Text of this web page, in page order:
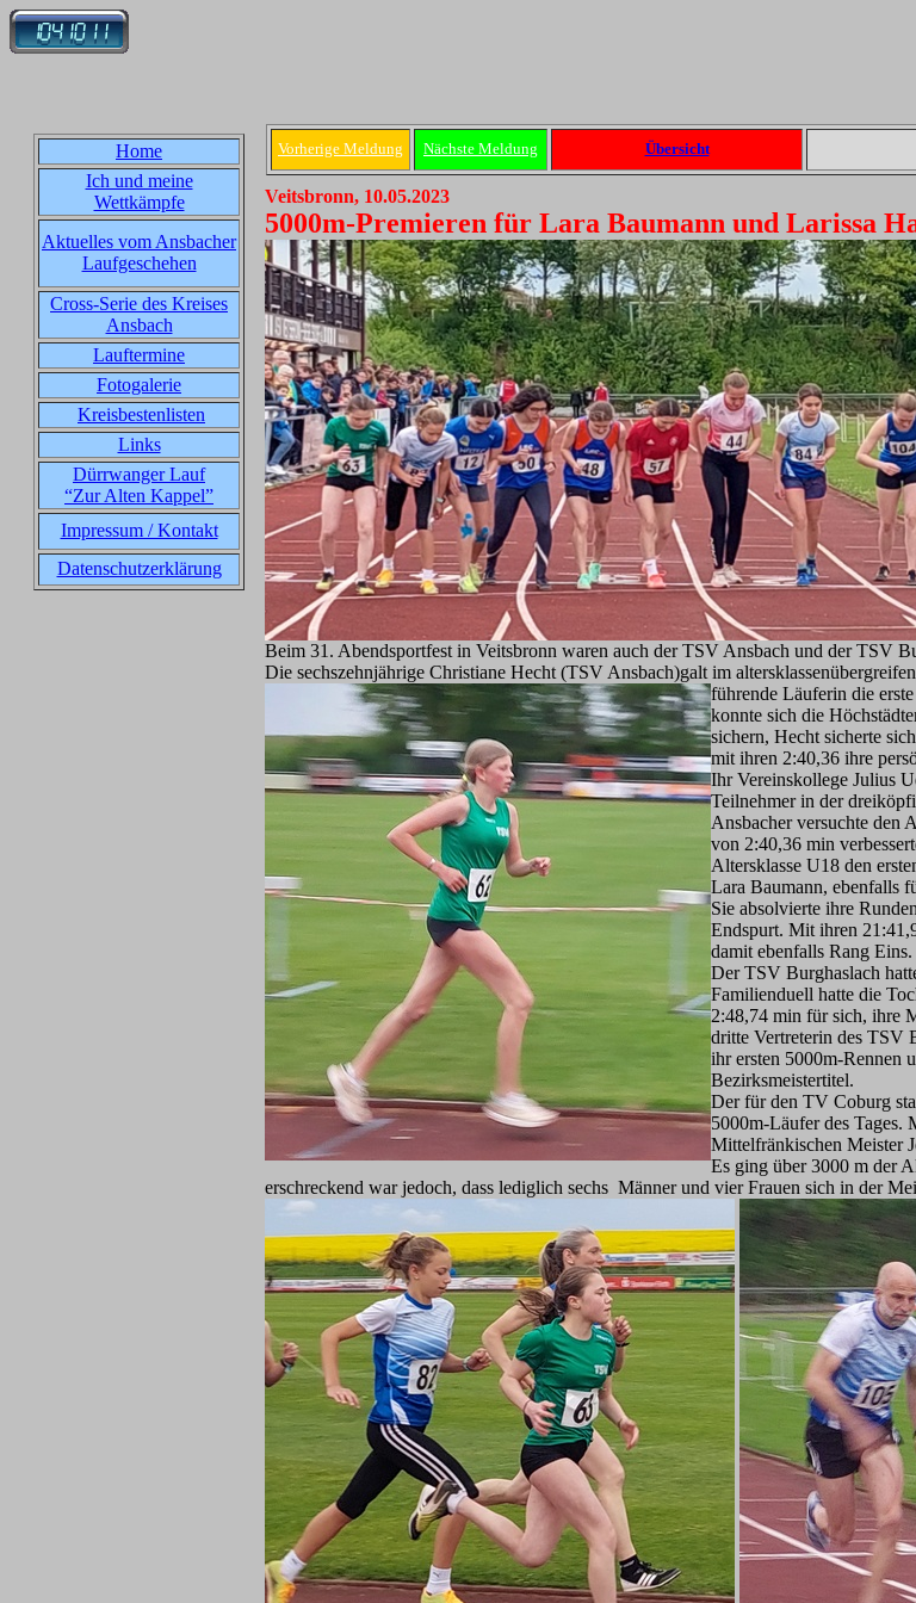
Home
Ich und meine
Wettkämpfe
Aktuelles vom Ansbacher
Laufgeschehen
Cross-Serie des Kreises
Ansbach
Lauftermine
Fotogalerie
Kreisbestenlisten
Links
Dürrwanger Lauf
“Zur Alten Kappel”
Impressum / Kontakt
Datenschutzerklärung
Vorherige Meldung Nächste Meldung Übersicht
Veitsbronn, 10.05.2023
5000m-Premieren für Lara Baumann und Larissa
Beim 31. Abendsportfest in Veitsbronn waren auch der TSV Ansbach und der TSV
Die sechszehnjährige Christiane Hecht (TSV Ansbach)galt im
führende Läuferin die er
konnte sich die
sichern, Hecht sicherte
mit ihren 2:40,36 ihre
Ihr Vereinskollege Julius
Teilnehmer in der
Ansbacher versuchte den
von 2:40,36 min
Altersklasse U18 den
Lara Baumann, ebenfalls
Sie absolvierte ihre
Endspurt. Mit ihren
damit ebenfalls Rang Eins.
Der TSV Burghaslach
Familienduell hatte die
2:48,74 min für sich, ihre
dritte Vertreterin des TSV
ihr ersten 5000m-Rennen
Bezirksmeistertitel.
Der für den TV Coburg
5000m-Läufer des Tages.
Mittelfränkischen Meister
Es ging über 3000 m der
erschreckend war jedoch, dass lediglich sechs Männer und vier Frauen sich in der